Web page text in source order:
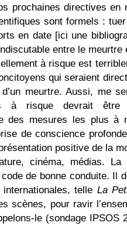
prochaines directives en
sont formels :
en date [ici une
entre le meurtre
à risque est
qui seraient
meurtre. Aussi, me
à risque devrait
des mesures les plus à
de conscience
positive de la
cinéma, médias. La
de bonne conduite. Il
telle La
scènes, pour ravir
le (sondage IPSOS